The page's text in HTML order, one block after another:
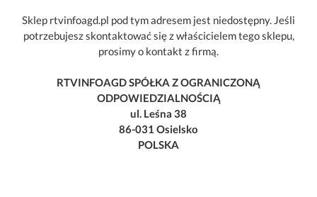
Sklep rtvinfoagd.pl pod tym adresem jest niedostępny. Jeśli
potrzebujesz skontaktować się z właścicielem tego sklepu,
prosimy o kontakt z firmą.
RTVINFOAGD SPÓŁKA Z OGRANICZONĄ
ODPOWIEDZIALNOŚCIĄ
ul. Leśna 38
86-031 Osielsko
POLSKA